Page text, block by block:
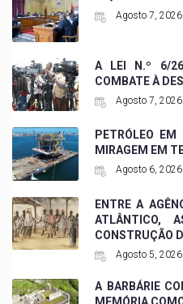
Agosto 7, 2026
A LEI N.º 6/
COMBATE À
Agosto 7, 2026
PETRÓLEO
MIRAGEM EM
Agosto 6, 2026
ENTRE A
ATLÂNTICO,
CONSTRUÇÃO
Agosto 5, 2026
A BARBÁRIE